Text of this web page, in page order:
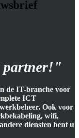
partner!"
de IT-branche voor
ICT
Ook voor
wifi,
diensten bent u